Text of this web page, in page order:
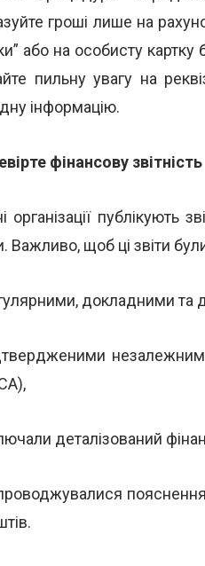
гроші лише на
або на особисту
пильну увагу на
інформацію.
фінансову звітність
організації
Важливо, щоб ці звіти
докладними та
деталізований